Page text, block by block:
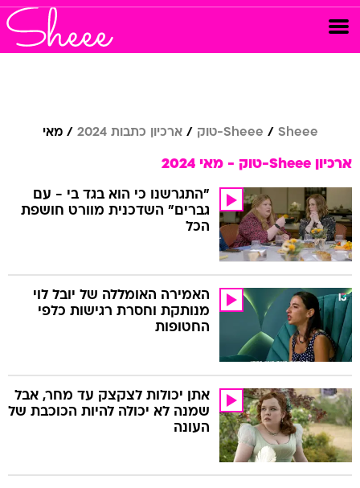
Sheee Sheee-טוק ארכיון כתבות 2024 מאי
ארכיון Sheee-טוק - מאי 2024
"התגרשנו כי הוא בגד בי - עם
גברים" השדכנית מוורט חושפת
הכל
האמירה האומללה של יובל לוי
מנותקת וחסרת רגישות כלפי
החטופות
אתן יכולות לצקצק עד מחר, אבל
שמנה לא יכולה להיות הכוכבת של
העונה